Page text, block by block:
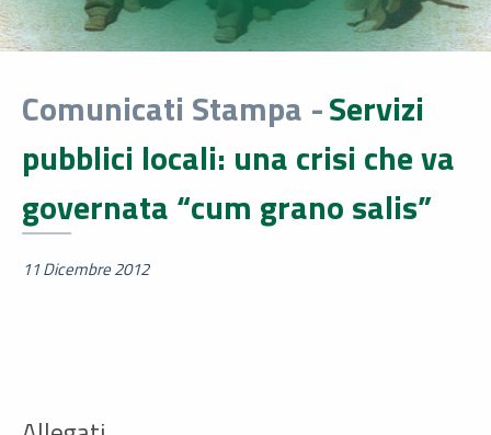
Comunicati Stampa -Servizi
pubblici locali: una crisi che va
governata “cum grano salis”
11 Dicembre 2012